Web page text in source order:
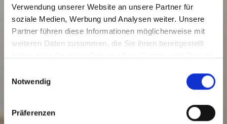
Verwendung unserer Website an unsere Partner für
soziale Medien, Werbung und Analysen weiter. Unsere
Partner führen diese Informationen möglicherweise mit
weiteren Daten zusammen, die Sie ihnen bereitgestellt
Notwendig
Präferenzen